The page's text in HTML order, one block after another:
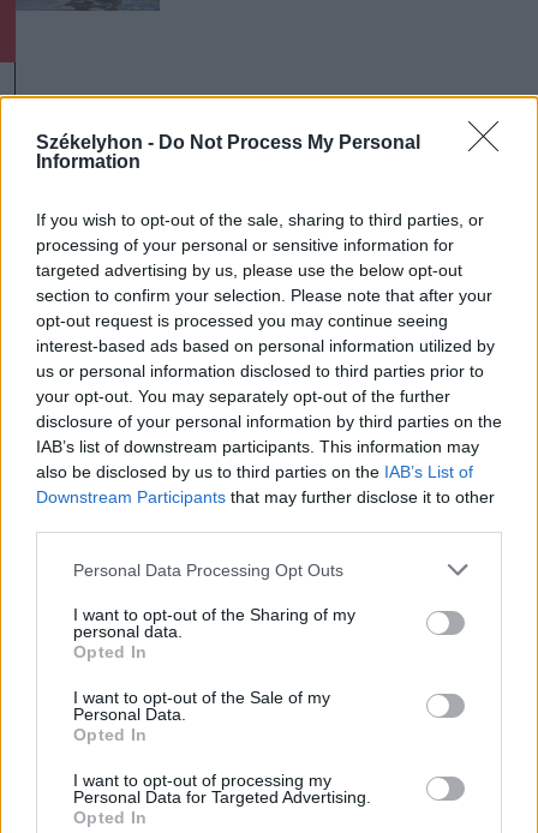
Székelyhon - Do Not Process My Personal
Information
If you wish to opt-out of the sale, sharing to third parties, or
processing of your personal or sensitive information for
targeted advertising by us, please use the below opt-out
section to confirm your selection. Please note that after your
opt-out request is processed you may continue seeing
interest-based ads based on personal information utilized by
us or personal information disclosed to third parties prior to
your opt-out. You may separately opt-out of the further
disclosure of your personal information by third parties on the
IAB’s list of downstream participants. This information may
also be disclosed by us to third parties on the IAB’s List of
Downstream Participants that may further disclose it to other
Personal Data Processing Opt Outs
I want to opt-out of the Sharing of my
personal data.
Opted In
I want to opt-out of the Sale of my
Personal Data.
Opted In
I want to opt-out of processing my
Personal Data for Targeted Advertising.
Opted In
A rovat további cikkei
Pénteken is rengett a föld
Romániában